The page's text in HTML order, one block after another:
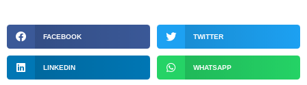
FACEBOOK TWITTER
LINKEDIN WHATSAPP